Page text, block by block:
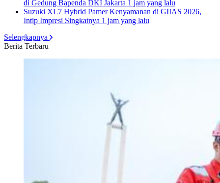
di Gedung Bapenda DKI Jakarta 1 jam yang lalu
Suzuki XL7 Hybrid Pamer Kenyamanan di GIIAS 2026,
Intip Impresi Singkatnya 1 jam yang lalu
Selengkapnya
Berita Terbaru